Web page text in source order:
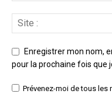
Enregistrer mon nom,
pour la prochaine fois que
Prévenez-moi de tous les